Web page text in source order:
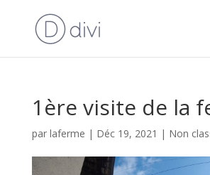
1ère visite de la
par laferme | Déc 19, 2021 | Non